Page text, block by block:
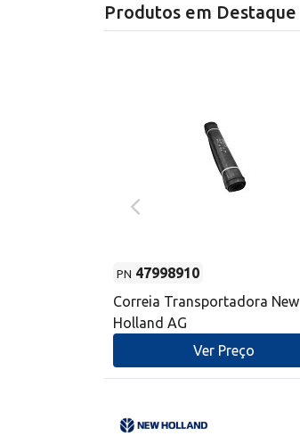
Produtos em Destaque
PN 47998910
Correia Transportadora New
Holland AG
Ver Preço